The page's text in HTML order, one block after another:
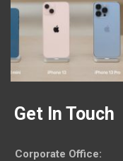
Get In Touch
Corporate Office: